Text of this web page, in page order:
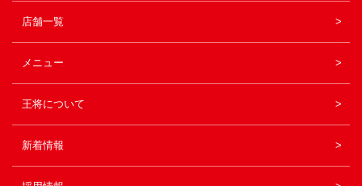
店舗一覧
メニュー
王将について
新着情報